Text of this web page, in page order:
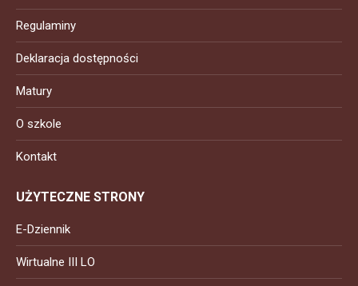
Regulaminy
Deklaracja dostępności
Matury
O szkole
Kontakt
UŻYTECZNE STRONY
E-Dziennik
Wirtualne III LO